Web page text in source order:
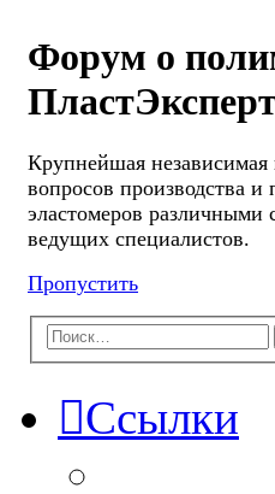
Форум о
Крупнейшая
вопросов производства и
эластомеров различными
ведущих специалистов.
Пропустить
Ссылки